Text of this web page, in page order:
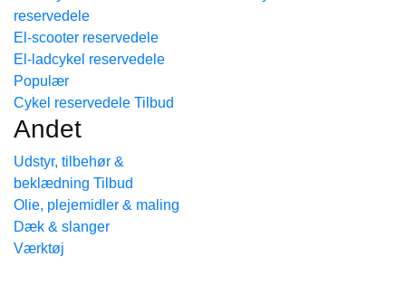
reservedele
El-scooter reservedele
El-ladcykel reservedele
Cykel reservedele
Andet
Udstyr, tilbehør &
beklædning
Olie, plejemidler & maling
Dæk & slanger
Værktøj